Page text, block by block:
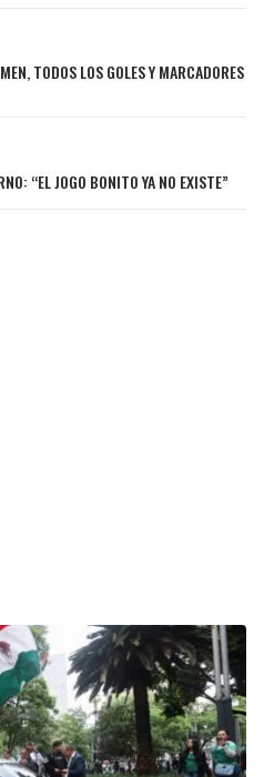
TODOS LOS GOLES Y MARCADORES
“EL JOGO BONITO YA NO EXISTE”